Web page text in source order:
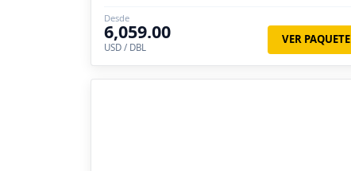
Desde
6,059.00
USD / DBL
VER PAQUETE